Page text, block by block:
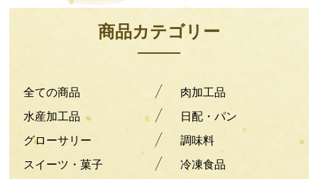
商品カテゴリー
全ての商品
肉加工品
水産加工品
日配・パン
グローサリー
調味料
スイーツ・菓子
冷凍食品